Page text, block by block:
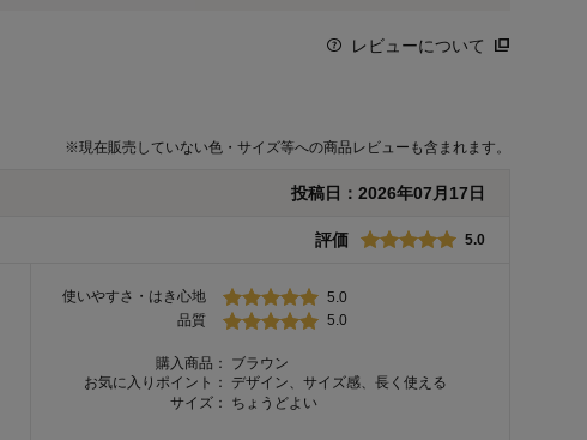
レビューについて
※現在販売していない色・サイズ等への商品レビューも含まれます。
投稿日： 2026年07月17日
評価 5.0
使いやすさ・はき心地
5.0
品質
5.0
購入商品：
ブラウン
お気に入りポイント：
デザイン、サイズ感、長く使える
サイズ：
ちょうどよい